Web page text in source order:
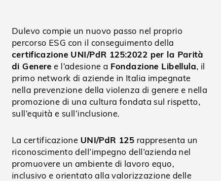
Dulevo compie un nuovo passo nel proprio
percorso ESG con il conseguimento della
certificazione UNI/PdR 125:2022 per la Parità
di Genere e l’adesione a Fondazione Libellula, il
primo network di aziende in Italia impegnate
nella prevenzione della violenza di genere e nella
promozione di una cultura fondata sul rispetto,
sull’equità e sull’inclusione.
La certificazione UNI/PdR 125 rappresenta un
riconoscimento dell’impegno dell’azienda nel
promuovere un ambiente di lavoro equo,
inclusivo e orientato alla valorizzazione delle